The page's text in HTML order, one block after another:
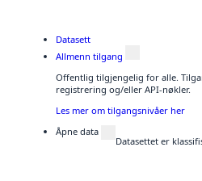
Datasett
Allmenn tilgang
Offentlig tilgjengelig for alle.
registrering og/eller API-nøkler.
Les mer om tilgangsnivåer her
Åpne data
Datasettet er